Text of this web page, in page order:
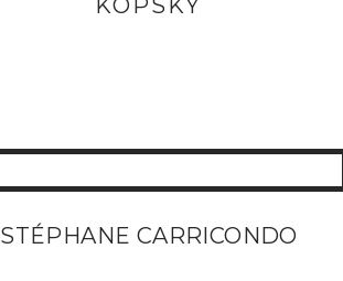
KOPSKY
STÉPHANE CARRICONDO